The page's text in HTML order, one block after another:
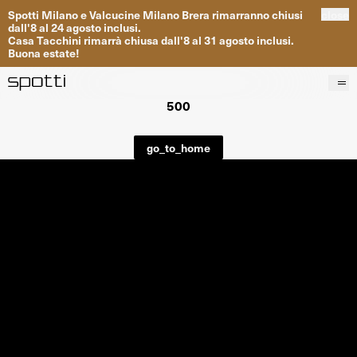
Spotti MilanoeValcucine Milano Brera rimarrannochiusi
dall'8al 24agosto inclusi.
Casa Tacchini rimarrà chiusa dall'8al 31 agosto inclusi.
Buona estate!
Progetti
500
go_to_home